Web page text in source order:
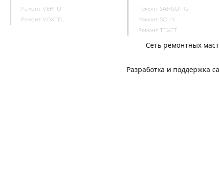
Ремонт VERTU
Ремонт VOXTEL
Ремонт SAMSUNG
Ремонт SONY
Ремонт TEXET
Сеть ремонтных
Разработка и поддержка